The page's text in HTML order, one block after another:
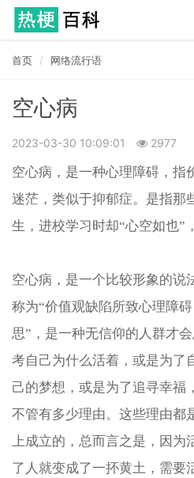
首页 网络流行语
空心病
2023-03-30 10:09:01 2977
空心病，是一种心理障碍，指
迷茫，类似于抑郁症。是指那
生，进校学习时却“心空如也”
空心病，是一个比较形象的说
称为“价值观缺陷所致心理障
思”，是一种无信仰的人群才
考自己为什么活着，或是为了
己的梦想，或是为了追寻幸福
不管有多少理由。这些理由都
上成立的，总而言之是，因为
了人就变成了一抔黄土，需要